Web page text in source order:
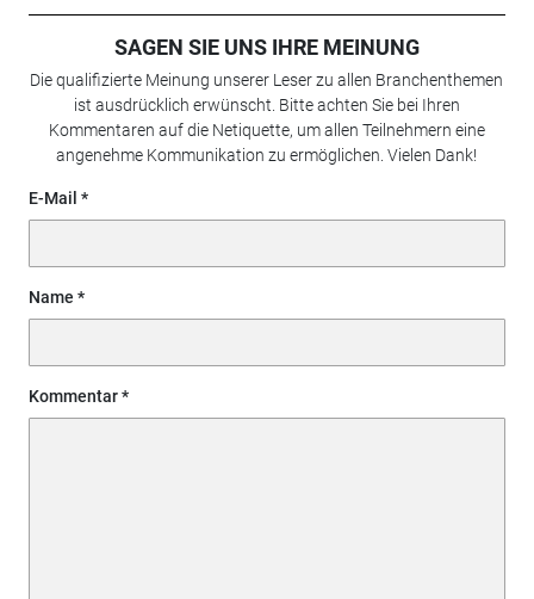
SAGEN SIE UNS IHRE MEINUNG
Die qualifizierte Meinung unserer Leser zu allen Branchenthemen
ist ausdrücklich erwünscht. Bitte achten Sie bei Ihren
Kommentaren auf die Netiquette, um allen Teilnehmern eine
angenehme Kommunikation zu ermöglichen. Vielen Dank!
E-Mail
Name
Kommentar